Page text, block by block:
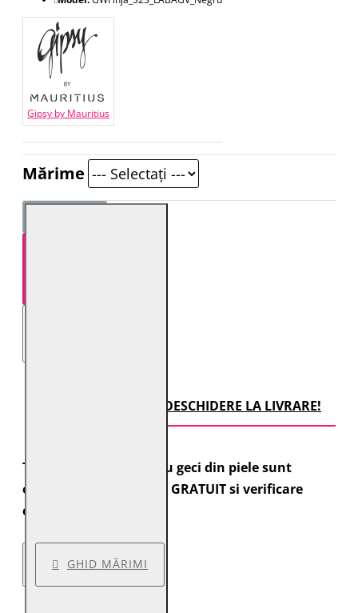
Gipsy by Mauritius
Mărime
TRANSPORT CU DESCHIDERE LA LIVRARE!
Toate comenzile pentru geci din piele sunt
expediate cu transport GRATUIT si verificare
colet.
GHID MĂRIMI